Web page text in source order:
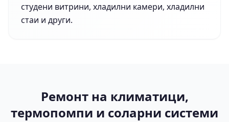
студени витрини, хладилни камери, хладилни
стаи и други.
Ремонт на климатици,
термопомпи и соларни системи